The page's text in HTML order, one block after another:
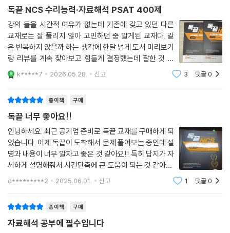
필기시험 합격자에게 과외를 받는 효과를 느낄 수 있습니다.
독끝 NCS 수리능력·자료해석 PSAT 400제
강의 들을 시간적 여유가 없는데 기존에 갖고 있던 다른
교재로는 잘 풀리지 않아 고민하던 중 알게된 교재다. 같
은 반복하지 않을까 하는 생각에 한달 넘게 도서 미리보기
랑 리뷰를 계속 찾아보고 힘들게 결정했는데 잘한 것 같
다.개인적으로는 문제집 부분에 길게(140쪽 분량) 설명
이 되어 있는 것을 좋아하지 않는다. 차라리 그 만큼의 문
k*****7 2026.05.28. 신고 3 댓글0
종이책 구매
독끝 너무 좋아요!!
안녕하세요. 최근 공기업 준비로 독끝 교재를 구매하게 되
었습니다. 어제 독끝이 도착해서 문제 풀어보는 중인데 설
명과 내용이 너무 알차고 좋은 것 같아요!! 특히 답지가 자
세하게 설명해줘서 시간단축에 큰 도움이 되는 것 같아요.
열심히 공부해서 합격하겠습니당
d*********2 2025.06.01. 신고 1 댓글0
종이책 구매
자료해석 공부에 필수입니다